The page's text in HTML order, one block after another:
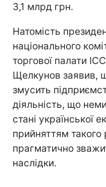
3,1 млрд грн.
Натомість
національного
торгової палати
Щелкунов заявив,
змусить
діяльність, що
стані української
прийняттям такого
прагматично
наслідки.